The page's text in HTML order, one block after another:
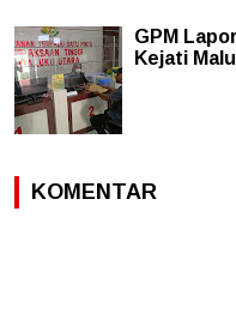
GPM
Kejati
KOMENTAR